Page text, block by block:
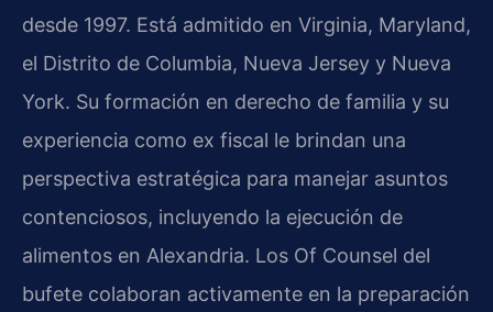
desde 1997. Está admitido en Virginia, Maryland,
el Distrito de Columbia, Nueva Jersey y Nueva
York. Su formación en derecho de familia y su
experiencia como ex fiscal le brindan una
perspectiva estratégica para manejar asuntos
contenciosos, incluyendo la ejecución de
alimentos en Alexandria. Los Of Counsel del
bufete colaboran activamente en la preparación